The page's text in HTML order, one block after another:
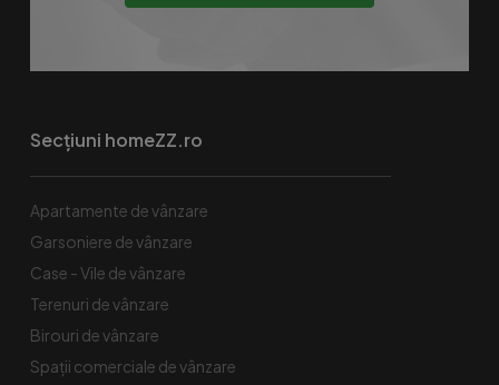
Secțiuni homeZZ.ro
Apartamente de vânzare
Garsoniere de vânzare
Case - Vile de vânzare
Terenuri de vânzare
Birouri de vânzare
Spaţii comerciale de vânzare